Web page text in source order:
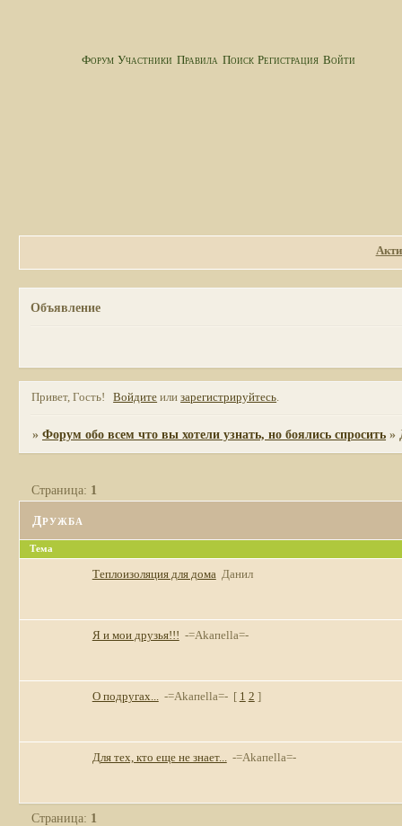
Форум Участники Правила Поиск Регистрация Войти
Объявление
Привет, Гость! Войдите илизарегистрируйтесь.
»Форум обо всем что вы хотели узнать, но боялись спросить »
Дружба
Страница: 1
Тема
Теплоизоляция для дома Данил
Я и мои друзья!!! -=Akaпella=-
О подругах... -=Akaпella=- [ 1 2 ]
Для тех, кто еще не знает... -=Akaпella=-
Страница: 1